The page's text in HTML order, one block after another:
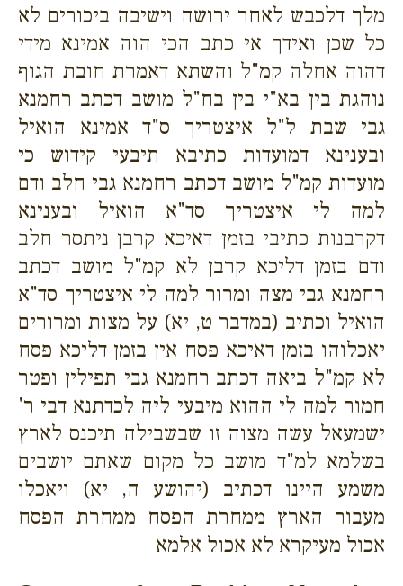
מלך דלכבש לאחר ירושה וישיבה ביכורים לא
כל שכן ואידך אי כתב הכי הוה אמינא מידי
דהוה אחלה קמ"ל והשתא דאמרת חובת הגוף
נוהגת בין בא"י בין בח"ל מושב דכתב רחמנא
גבי שבת ל"ל איצטריך ס"ד אמינא הואיל
ובענינא דמועדות כתיבא תיבעי קידוש כי
מועדות קמ"ל מושב דכתב רחמנא גבי חלב ודם
למה לי איצטריך סד"א הואיל ובענינא
דקרבנות כתיבי בזמן דאיכא קרבן ניתסר חלב
ודם בזמן דליכא קרבן לא קמ"ל מושב דכתב
רחמנא גבי מצה ומרור למה לי איצטריך סד"א
הואיל וכתיב (במדבר ט, יא) על מצות ומרורים
יאכלוהו בזמן דאיכא פסח אין בזמן דליכא פסח
לא קמ"ל ביאה דכתב רחמנא גבי תפילין ופטר
חמור למה לי ההוא מיבעי ליה לכדתנא דבי ר'
ישמעאל עשה מצוה זו שבשבילה תיכנס לארץ
בשלמא למ"ד מושב כל מקום שאתם יושבים
משמע היינו דכתיב (יהושע ה, יא) ויאכלו
מעבור הארץ ממחרת הפסח ממחרת הפסח
אכול מעיקרא לא אכול אלמא